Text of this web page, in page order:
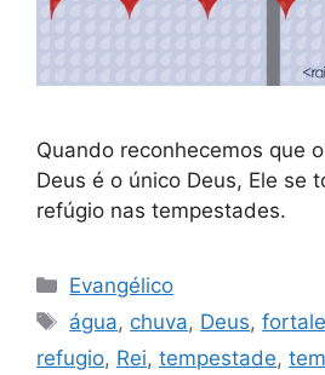
Quando reconhecemos que
Deus é o único Deus, Ele se
refúgio nas tempestades.
Categorias
Evangélico
Tags
água, chuva, Deus,
refugio, Rei, tempestade,